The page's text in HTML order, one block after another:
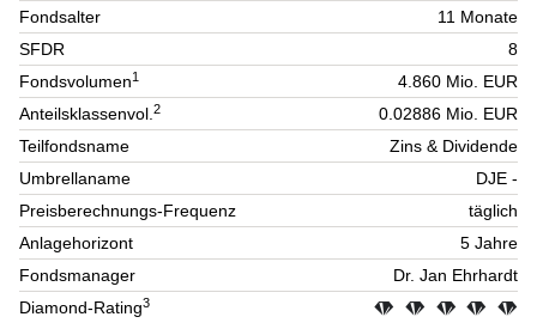
Fondsalter
11 Monate
SFDR
8
Fondsvolumen1
4.860 Mio. EUR
Anteilsklassenvol.2
0.02886 Mio. EUR
Teilfondsname
Zins & Dividende
Umbrellaname
DJE -
Preisberechnungs-Frequenz
täglich
Anlagehorizont
5 Jahre
Fondsmanager
Dr. Jan Ehrhardt
Diamond-Rating3